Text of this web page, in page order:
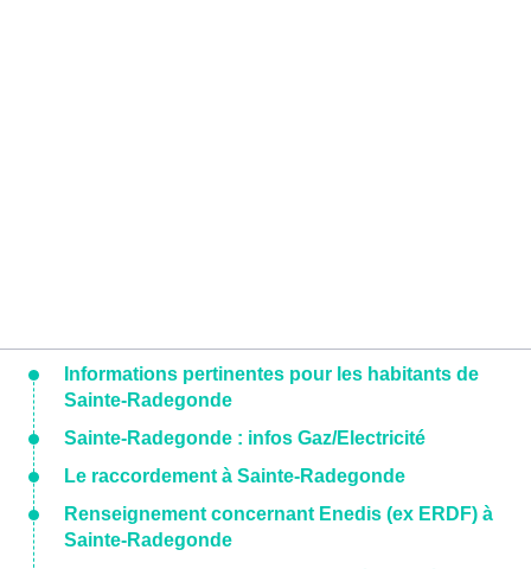
Informations pertinentes pour les habitants de
Sainte-Radegonde
Sainte-Radegonde : infos Gaz/Electricité
Le raccordement à Sainte-Radegonde
Renseignement concernant Enedis (ex ERDF) à
Sainte-Radegonde